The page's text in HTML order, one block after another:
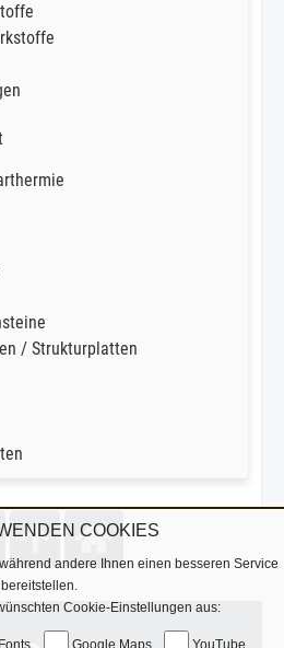
/ Strukturplatten
COOKIES
andere Ihnen einen besseren Service
bereitstellen.
Cookie-Einstellungen aus:
Google Maps YouTube